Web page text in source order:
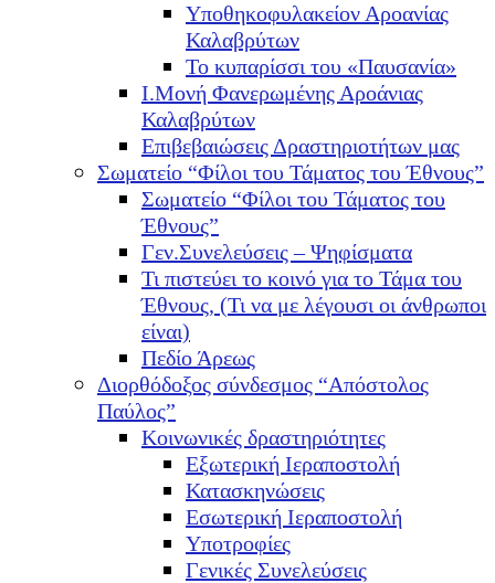
Υποθηκοφυλακείον Αροανίας
Καλαβρύτων
Το κυπαρίσσι του «Παυσανία»
Ι.Μονή Φανερωμένης Αροάνιας
Καλαβρύτων
Επιβεβαιώσεις Δραστηριοτήτων μας
Σωματείο “Φίλοι του Τάματος του Έθνους”
Σωματείο “Φίλοι του Τάματος του
Έθνους”
Γεν.Συνελεύσεις – Ψηφίσματα
Τι πιστεύει το κοινό για το Τάμα του
Έθνους, (Τι να με λέγουσι οι άνθρωποι
είναι)
Πεδίο Άρεως
Διορθόδοξος σύνδεσμος “Απόστολος
Παύλος”
Κοινωνικές δραστηριότητες
Εξωτερική Ιεραποστολή
Κατασκηνώσεις
Εσωτερική Ιεραποστολή
Υποτροφίες
Γενικές Συνελεύσεις